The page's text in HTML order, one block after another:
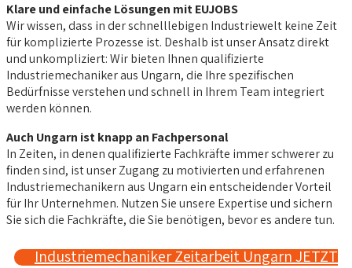
Klare und einfache Lösungen mit EUJOBS
Wir wissen, dass in der schnelllebigen Industriewelt keine Zeit
für komplizierte Prozesse ist. Deshalb ist unser Ansatz direkt
und unkompliziert: Wir bieten Ihnen qualifizierte
Industriemechaniker aus Ungarn, die Ihre spezifischen
Bedürfnisse verstehen und schnell in Ihrem Team integriert
werden können.
Auch Ungarn ist knapp an Fachpersonal
In Zeiten, in denen qualifizierte Fachkräfte immer schwerer zu
finden sind, ist unser Zugang zu motivierten und erfahrenen
Industriemechanikern aus Ungarn ein entscheidender Vorteil
für Ihr Unternehmen. Nutzen Sie unsere Expertise und sichern
Sie sich die Fachkräfte, die Sie benötigen, bevor es andere tun.
Industriemechaniker Zeitarbeit Ungarn JETZT